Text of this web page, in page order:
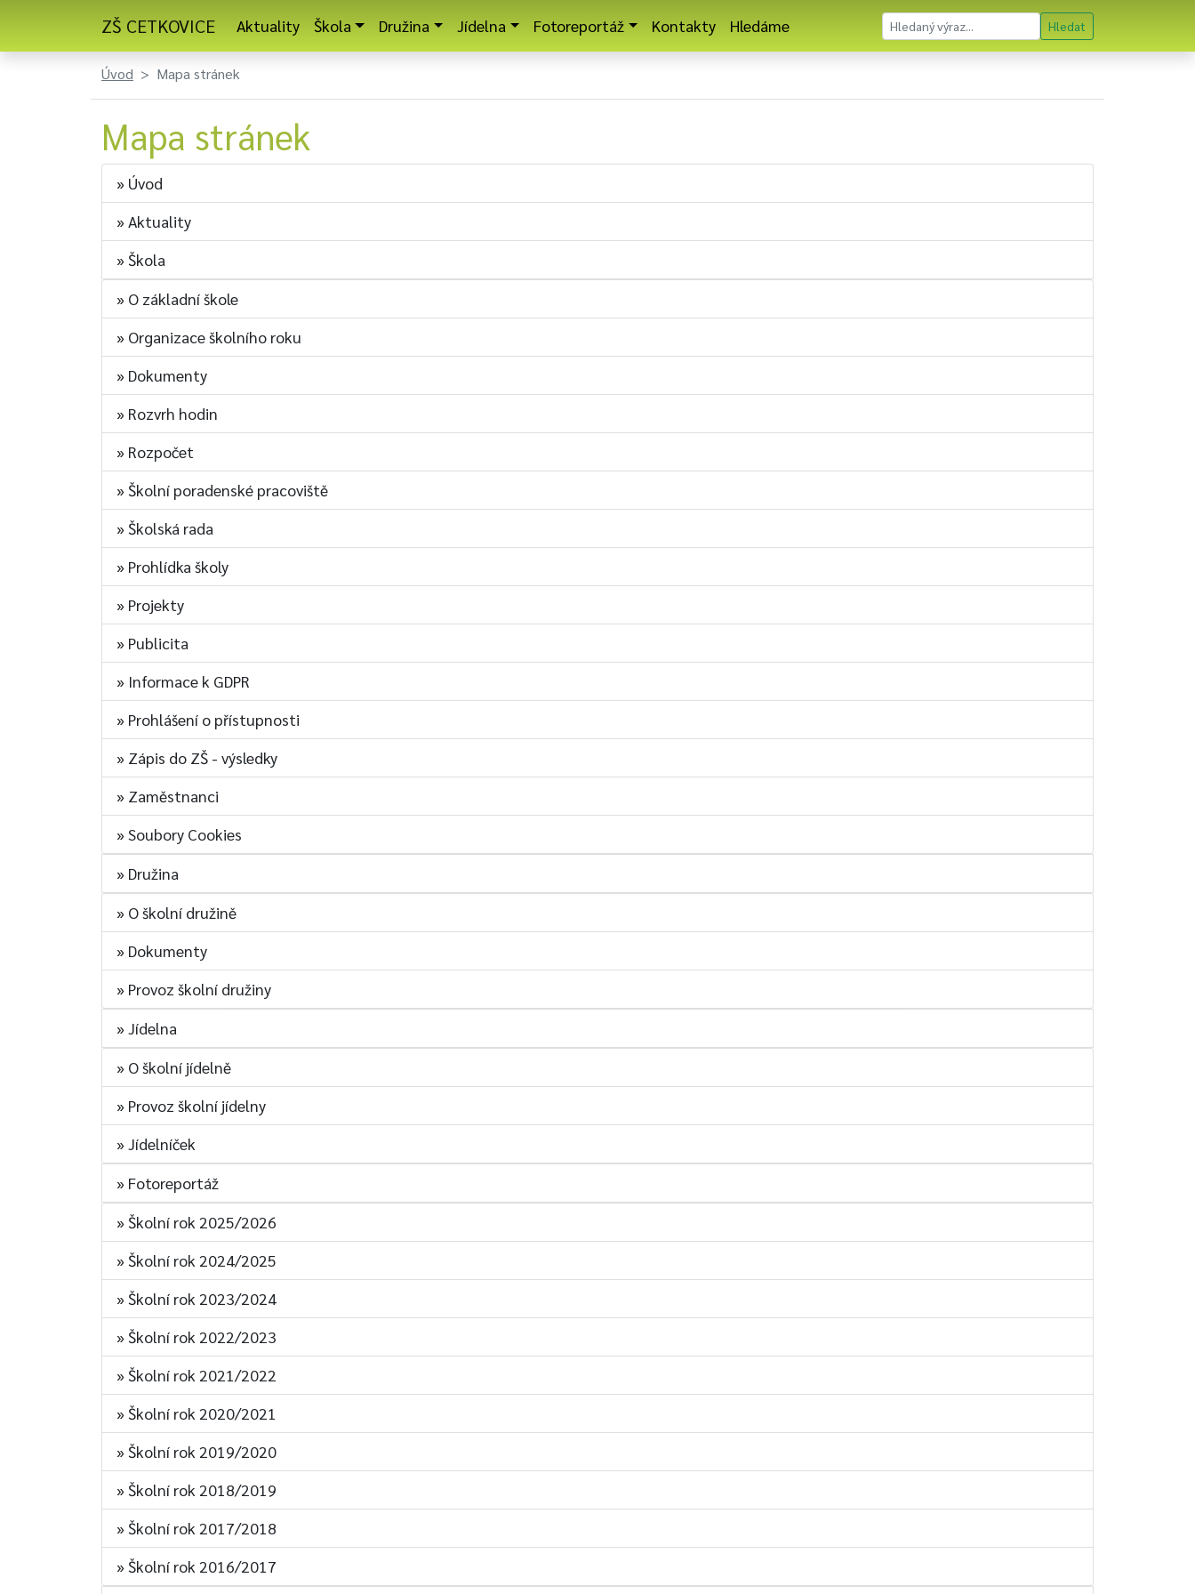
ZŠ CETKOVICE Aktuality Škola Družina Jídelna Fotoreportáž Kontakty Hledáme Hledat
Úvod Mapa stránek
Mapa stránek
» Úvod
» Aktuality
» Škola
» O základní škole
» Organizace školního roku
» Dokumenty
» Rozvrh hodin
» Rozpočet
» Školní poradenské pracoviště
» Školská rada
» Prohlídka školy
» Projekty
» Publicita
» Informace k GDPR
» Prohlášení o přístupnosti
» Zápis do ZŠ - výsledky
» Zaměstnanci
» Soubory Cookies
» Družina
» O školní družině
» Dokumenty
» Provoz školní družiny
» Jídelna
» O školní jídelně
» Provoz školní jídelny
» Jídelníček
» Fotoreportáž
» Školní rok 2025/2026
» Školní rok 2024/2025
» Školní rok 2023/2024
» Školní rok 2022/2023
» Školní rok 2021/2022
» Školní rok 2020/2021
» Školní rok 2019/2020
» Školní rok 2018/2019
» Školní rok 2017/2018
» Školní rok 2016/2017